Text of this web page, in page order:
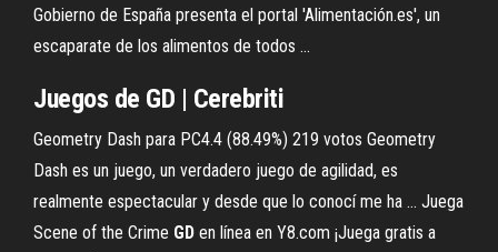
Gobierno de España presenta el portal 'Alimentación.es', un
escaparate de los alimentos de todos ...
Juegos de GD | Cerebriti
Geometry Dash para PC4.4 (88.49%) 219 votos Geometry
Dash es un juego, un verdadero juego de agilidad, es
realmente espectacular y desde que lo conocí me ha ... Juega
Scene of the Crime GD en línea en Y8.com ¡Juega gratis a